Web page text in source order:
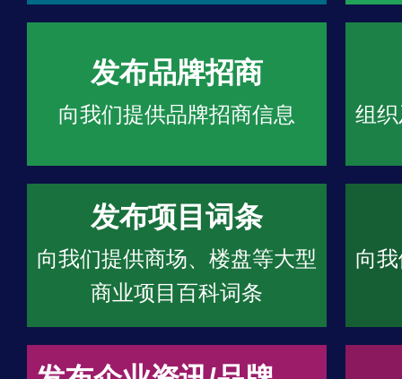
发布品牌招商
向我们提供品牌招商信息 组
发布项目词条
向我们提供商场、楼盘等大型
商业项目百科词条
向